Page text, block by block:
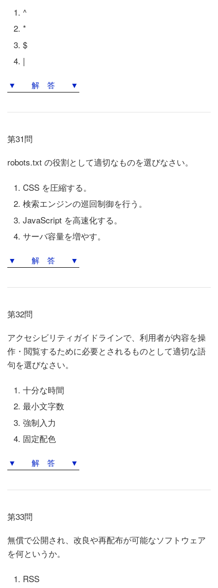
^
*
$
|
▼ 解 答 ▼
第31問
robots.txt の役割として適切なものを選びなさい。
CSS を圧縮する。
検索エンジンの巡回制御を行う。
JavaScript を高速化する。
サーバ容量を増やす。
▼ 解 答 ▼
第32問
アクセシビリティガイドラインで、利用者が内容を操
作・閲覧するために必要とされるものとして適切な語
句を選びなさい。
十分な時間
最小文字数
強制入力
固定配色
▼ 解 答 ▼
第33問
無償で公開され、改良や再配布が可能なソフトウェア
を何というか。
RSS